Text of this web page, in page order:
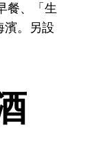
餐、「生
濱。另設